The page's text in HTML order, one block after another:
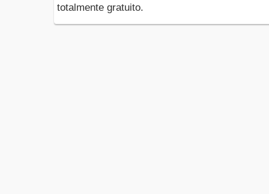
totalmente gratuito.